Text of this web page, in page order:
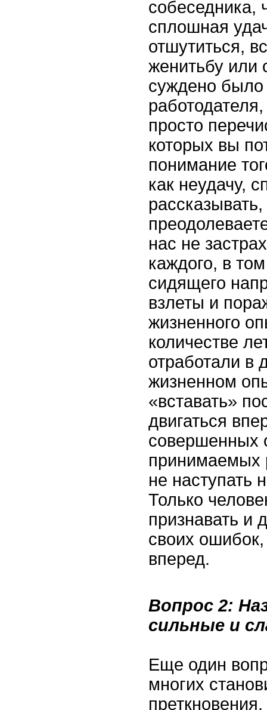
собеседника,
сплошная
отшутиться,
женитьбу или
суждено
просто
которых вы
понимание
как неудачу,
нас не
каждого, в
сидящего
взлеты и
жизненного
количестве
отработали в
жизненном
«вставать»
двигаться
совершенных
принимаемых
не наступать
Только
признавать и
своих ошибок,
вперед.
Вопрос 2:
сильные и
Еще один
многих